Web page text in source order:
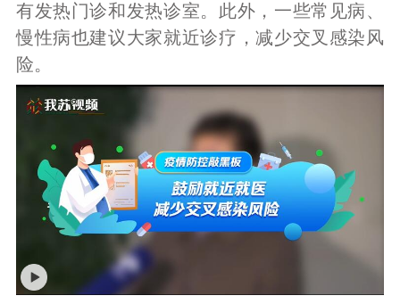
有发热门诊和发热诊室。此外，一些常见病、
慢性病也建议大家就近诊疗，减少交叉感染风
险。